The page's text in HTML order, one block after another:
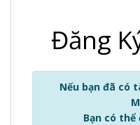
Đăng
Nếu bạn đã có
Bạn có